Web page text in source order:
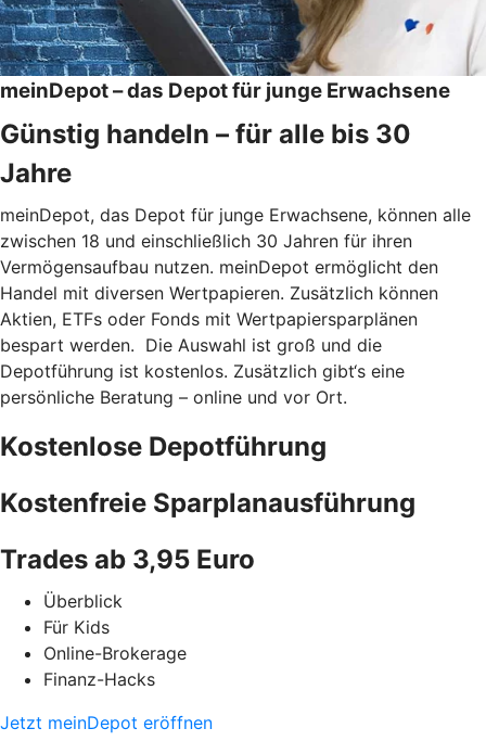
meinDepot – das Depot für junge Erwachsene
Günstig handeln – für alle bis 30
Jahre
meinDepot, das Depot für junge Erwachsene, können alle
zwischen 18 und einschließlich 30 Jahren für ihren
Vermögensaufbau nutzen. meinDepot ermöglicht den
Handel mit diversen Wertpapieren. Zusätzlich können
Aktien, ETFs oder Fonds mit Wertpapiersparplänen
bespart werden. Die Auswahl ist groß und die
Depotführung ist kostenlos. Zusätzlich gibt‘s eine
persönliche Beratung – online und vor Ort.
Kostenlose Depotführung
Kostenfreie Sparplanausführung
Trades ab 3,95 Euro
Überblick
Für Kids
Online-Brokerage
Finanz-Hacks
Jetzt meinDepot eröffnen